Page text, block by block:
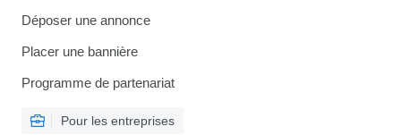
Déposer une annonce
Placer une bannière
Programme de partenariat
Pour les entreprises